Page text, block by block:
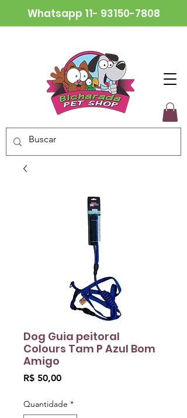
Whatsapp 11- 93150-7808
Dog Guia peitoral
Colours Tam P Azul Bom
Amigo
R$ 50,00Preço
Quantidade *